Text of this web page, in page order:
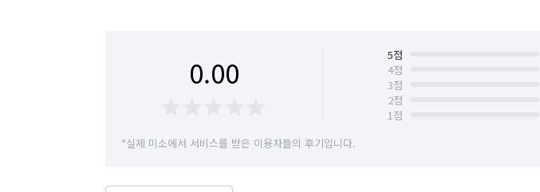
0.00 5점
4점
3점
2점
1점
*실제 미소에서 서비스를 받은 이용자들의 후기입니다.